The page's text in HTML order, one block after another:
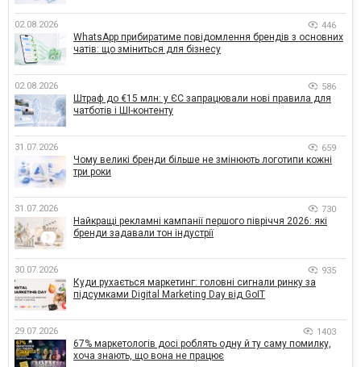
02.08.2026 446
WhatsApp прибиратиме повідомлення брендів з основних
чатів: що зміниться для бізнесу
02.08.2026 586
Штраф до €15 млн: у ЄС запрацювали нові правила для
чатботів і ШІ-контенту
31.07.2026 659
Чому великі бренди більше не змінюють логотипи кожні
три роки
31.07.2026 730
Найкращі рекламні кампанії першого півріччя 2026: які
бренди задавали тон індустрії
30.07.2026 935
Куди рухається маркетинг: головні сигнали ринку за
підсумками Digital Marketing Day від GoIT
29.07.2026 1403
67% маркетологів досі роблять одну й ту саму помилку,
хоча знають, що вона не працює